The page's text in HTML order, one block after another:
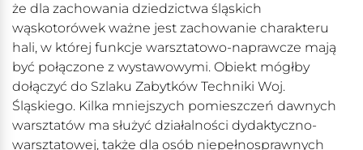
że dla zachowania dziedzictwa śląskich
wąskotorówek ważne jest zachowanie charakteru
hali, w której funkcje warsztatowo-naprawcze mają
być połączone z wystawowymi. Obiekt mógłby
dołączyć do Szlaku Zabytków Techniki Woj.
Śląskiego. Kilka mniejszych pomieszczeń dawnych
warsztatów ma służyć działalności dydaktyczno-
warsztatowej, także dla osób niepełnosprawnych